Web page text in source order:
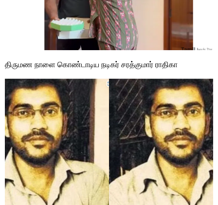
திருமண நாளை கொண்டாடிய நடிகர் சரத்குமார் ராதிகா